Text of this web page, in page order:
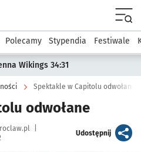
podserwis: Kultura
Polecamy Stypendia Festiwale
Wikings 34:31
Spektakle w Capitolu odwołane
odwołane
Udostępnijartykuł